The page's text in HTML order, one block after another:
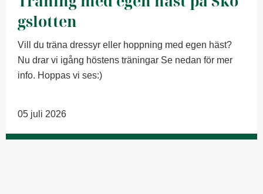
gslotten
Vill du träna dressyr eller hoppning med egen häst?
Nu drar vi igång höstens träningar Se nedan för mer
info. Hoppas vi ses:)
05 juli 2026